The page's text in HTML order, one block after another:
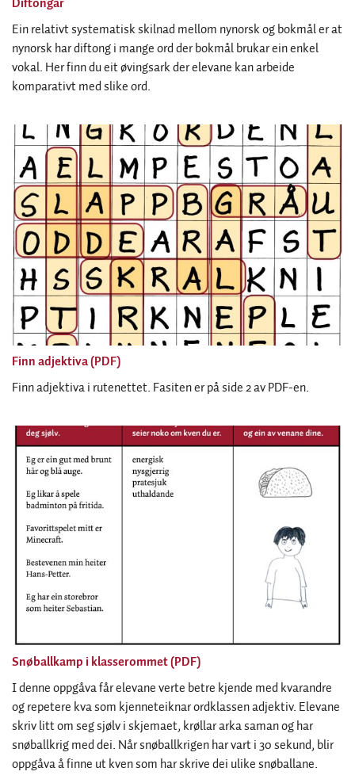
Ein relativt systematisk skilnad mellom nynorsk og bokmål er at
nynorsk har diftong i mange ord der bokmål brukar ein enkel
vokal. Her finn du eit øvingsark der elevane kan arbeide
komparativt med slike ord.
Finn adjektiva (PDF)
Finn adjektiva i rutenettet. Fasiten er på side 2 av PDF-en.
Snøballkamp i klasserommet (PDF)
I denne oppgåva får elevane verte betre kjende med kvarandre
og repetere kva som kjenneteiknar ordklassen adjektiv. Elevane
skriv litt om seg sjølv i skjemaet, krøllar arka saman og har
snøballkrig med dei. Når snøballkrigen har vart i 30 sekund, blir
oppgåva å finne ut kven som har skrive dei ulike snøballane.